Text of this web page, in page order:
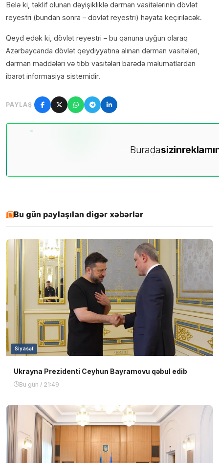
Belə ki, təklif olunan dəyişikliklə dərman vasitələrinin dövlət
reyestri (bundan sonra – dövlət reyestri) həyata keçiriləcək.
Qeyd edək ki, dövlət reyestri – bu qanuna uyğun olaraq
Azərbaycanda dövlət qeydiyyatına alınan dərman vasitələri,
dərman maddələri və tibb vasitələri barədə məlumatlardan
ibarət informasiya sistemidir.
PAYLAŞ
Buradasizin
Bu gün paylaşılan digər xəbərlər
Siyasət
Ukrayna Prezidenti Ceyhun Bayramovu qəbul edib
Bu gün / 21:49